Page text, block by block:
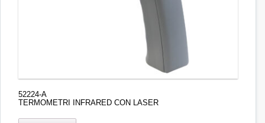
52224-A
TERMOMETRI INFRARED CON LASER